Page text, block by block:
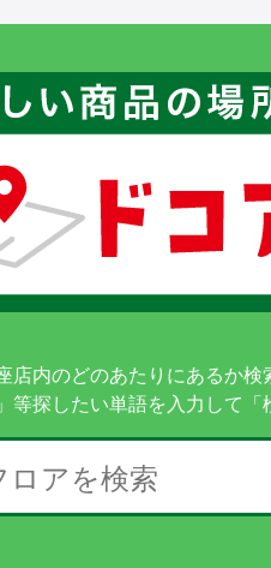
内のどのあたりにあるか検
等探したい単語を入力して